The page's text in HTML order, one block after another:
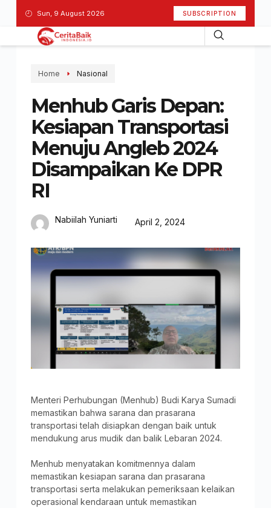
Sun, 9 August 2026 SUBSCRIPTION
Home Nasional
Menhub Garis Depan:
Kesiapan Transportasi
Menuju Angleb 2024
Disampaikan Ke DPR
RI
Nabiilah Yuniarti April 2, 2024
Menteri Perhubungan (Menhub) Budi Karya Sumadi
memastikan bahwa sarana dan prasarana
transportasi telah disiapkan dengan baik untuk
mendukung arus mudik dan balik Lebaran 2024.
Menhub menyatakan komitmennya dalam
memastikan kesiapan sarana dan prasarana
transportasi serta melakukan pemeriksaan kelaikan
operasional kendaraan untuk memastikan